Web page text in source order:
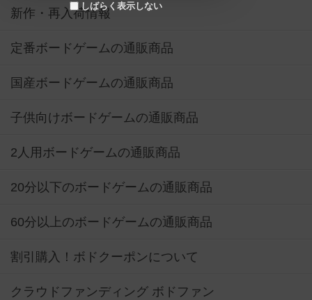
しばらく表示しない
新作・再入荷情報
定番ボードゲームの通販商品
国産ボードゲームの通販商品
子供向けボードゲームの通販商品
2人用ボードゲームの通販商品
20分以下のボードゲームの通販商品
60分以上のボードゲームの通販商品
割引購入！ボドクーポンについて
クラウドファンディング ボドファン